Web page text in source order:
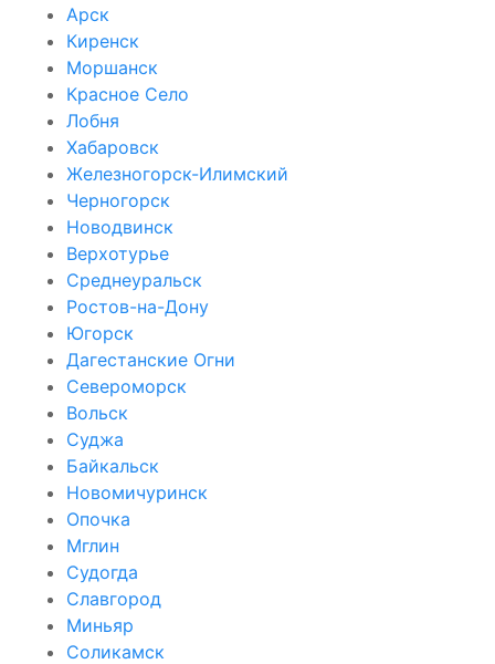
Арск
Киренск
Моршанск
Красное Село
Лобня
Хабаровск
Железногорск-Илимский
Черногорск
Новодвинск
Верхотурье
Среднеуральск
Ростов-на-Дону
Югорск
Дагестанские Огни
Североморск
Вольск
Суджа
Байкальск
Новомичуринск
Опочка
Мглин
Судогда
Славгород
Миньяр
Соликамск